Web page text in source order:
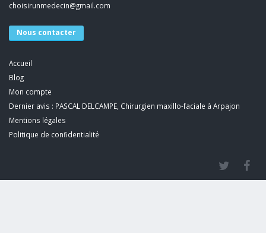
choisirunmedecin@gmail.com
Nous contacter
Accueil
Blog
Mon compte
Dernier avis : PASCAL DELCAMPE, Chirurgien maxillo-faciale à Arpajon
Mentions légales
Politique de confidentialité